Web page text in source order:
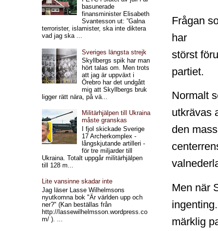
Frågan
har
störst
partiet.
Normalt
utkrävas
den
Men när
märklig
basunerade
finansminister Elisabeth
Svantesson ut: ”Galna
terrorister, islamister, ska inte diktera
vad jag ska ...
Sveriges längsta strejk
Skyllbergs spik har man
hört talas om. Men trots
att jag är uppväxt i
Örebro har det undgått
mig att Skyllbergs bruk
ligger rätt nära, på vä...
Militärhjälpen till Ukraina
måste granskas
I fjol skickade Sverige
17 Archerkomplex -
långskjutande artilleri -
för tre miljarder till
Ukraina. Totalt uppgår militärhjälpen
till 128 m...
Lite vansinne skadar inte
Jag läser Lasse Wilhelmsons
nyutkomna bok "Är världen upp och
ner?" (Kan beställas från
http://lassewilhelmsson.wordpress.co
m/ ). ...